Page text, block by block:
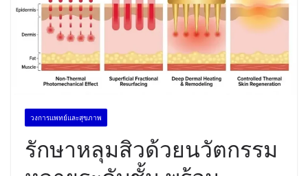
วงการแพทย์และสุขภาพ
รักษาหลุมสิวด้วยนวัตกรรม